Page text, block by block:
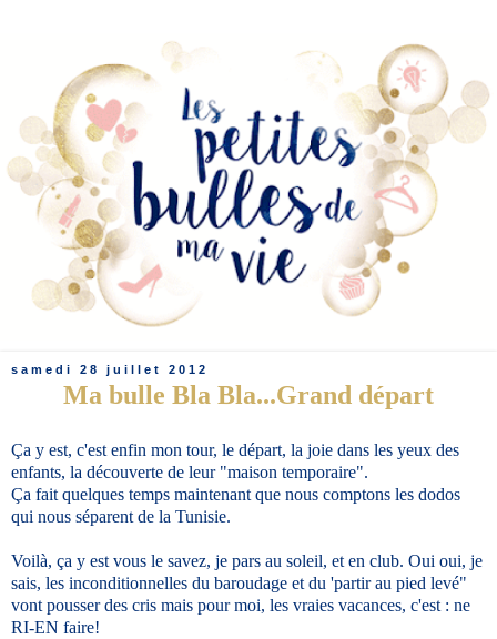
samedi 28 juillet 2012
Ma bulle Bla Bla...Grand départ
Ça y est, c'est enfin mon tour, le départ, la joie dans les yeux des
enfants, la découverte de leur "maison temporaire".
Ça fait quelques temps maintenant que nous comptons les dodos
qui nous séparent de la Tunisie.
Voilà, ça y est vous le savez, je pars au soleil, et en club. Oui oui, je
sais, les inconditionnelles du baroudage et du 'partir au pied levé"
vont pousser des cris mais pour moi, les vraies vacances, c'est : ne
RI-EN faire!